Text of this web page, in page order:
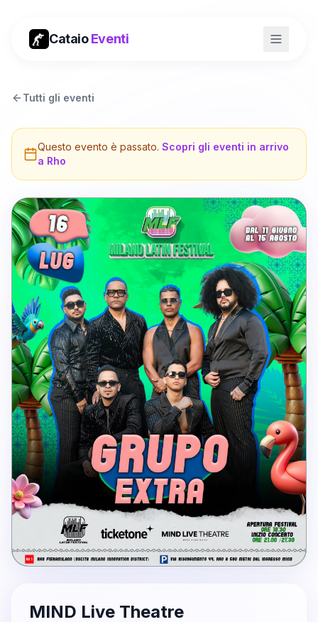
CataioEventi
Tutti gli eventi
Questo evento è passato. Scopri gli eventi in arrivo
a Rho
MIND Live Theatre